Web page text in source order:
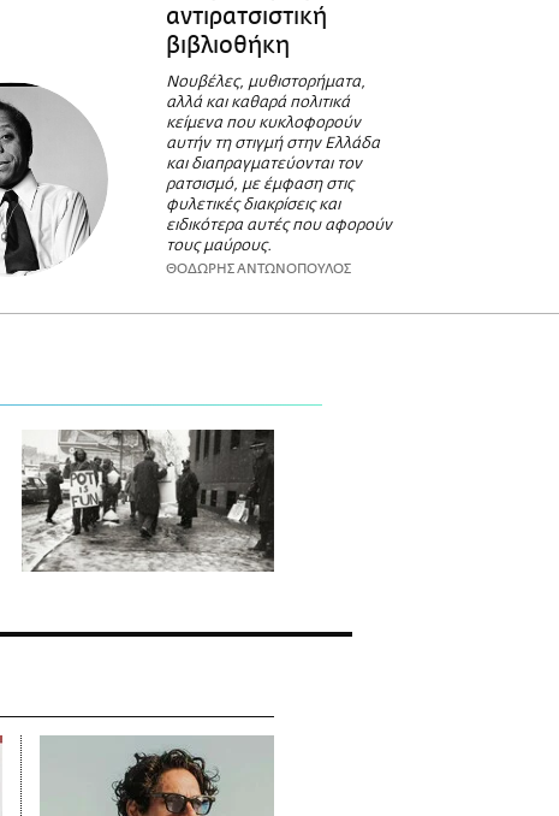
αντιρατσιστική
βιβλιοθήκη
Νουβέλες, μυθιστορήματα,
αλλά και καθαρά πολιτικά
κείμενα που κυκλοφορούν
αυτήν τη στιγμή στην Ελλάδα
και διαπραγματεύονται τον
ρατσισμό, με έμφαση στις
φυλετικές διακρίσεις και
ειδικότερα αυτές που αφορούν
τους μαύρους.
ΘΟΔΩΡΗΣ ΑΝΤΩΝΟΠΟΥΛΟΣ